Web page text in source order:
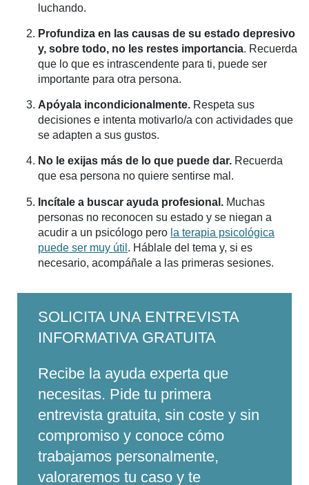
luchando.
Profundiza en las causas de su estado depresivo
y, sobre todo, no les restes importancia. Recuerda
que lo que es intrascendente para ti, puede ser
importante para otra persona.
Apóyala incondicionalmente. Respeta sus
decisiones e intenta motivarlo/a con actividades que
se adapten a sus gustos.
No le exijas más de lo que puede dar. Recuerda
que esa persona no quiere sentirse mal.
Incítale a buscar ayuda profesional. Muchas
personas no reconocen su estado y se niegan a
acudir a un psicólogo pero la terapia psicológica
puede ser muy útil. Háblale del tema y, si es
necesario, acompáñale a las primeras sesiones.
SOLICITA UNA ENTREVISTA
INFORMATIVA GRATUITA
Recibe la ayuda experta que
necesitas. Pide tu primera
entrevista gratuita, sin coste y sin
compromiso y conoce cómo
trabajamos personalmente,
valoraremos tu caso y te